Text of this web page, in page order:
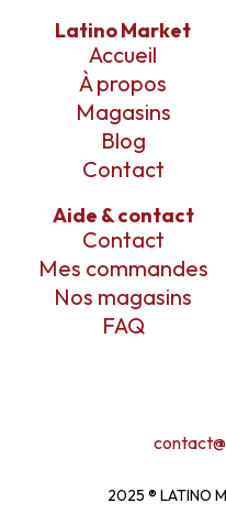
Latino Market
Accueil
À propos
Magasins
Blog
Contact
Aide & contact
Contact
Mes commandes
Nos magasins
FAQ
2025 ® LATINO